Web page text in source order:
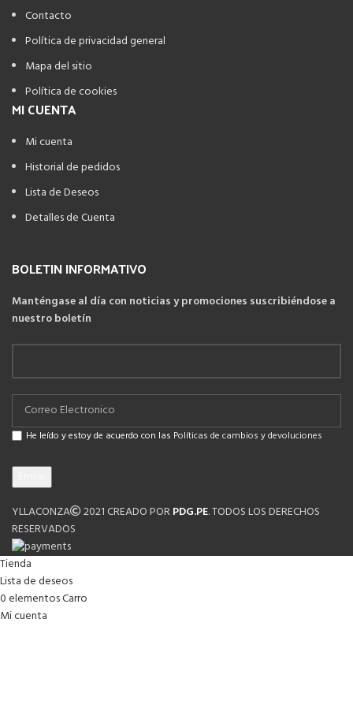
Contacto
Política de privacidad general
Mapa del sitio
Política de cookies
MI CUENTA
Mi cuenta
Historial de pedidos
Lista de Deseos
Detalles de Cuenta
BOLETIN INFORMATIVO
Manténgase al día con noticias y promociones suscribiéndose a
nuestro boletín
He leído y estoy de acuerdo con las Políticas de cambios y devoluciones
YLLACONZA 2021 CREADO PORPDG.PE. TODOS LOS DERECHOS
RESERVADOS
Tienda
Lista de deseos
0elementosCarro
Mi cuenta